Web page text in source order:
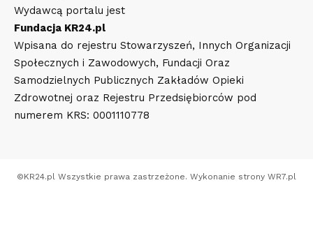
Wydawcą portalu jest
Fundacja KR24.pl
Wpisana do rejestru Stowarzyszeń, Innych Organizacji
Społecznych i Zawodowych, Fundacji Oraz
Samodzielnych Publicznych Zakładów Opieki
Zdrowotnej oraz Rejestru Przedsiębiorców pod
numerem KRS: 0001110778
©KR24.pl Wszystkie prawa zastrzeżone. Wykonanie strony WR7.pl